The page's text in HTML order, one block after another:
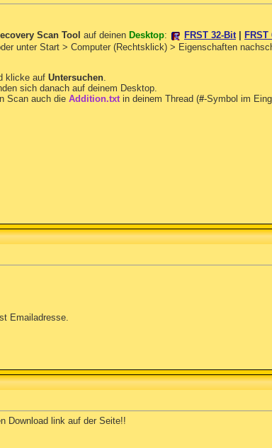
Scan Tool auf deinen Desktop: FRST 32-Bit
FRST
unter Start > Computer (Rechtsklick) > Eigenschaften
klicke auf Untersuchen.
sich danach auf deinem Desktop.
Scan auch die Addition.txtin deinem Thread (#-Symbol im
Emailadresse.
Download link auf der Seite!!